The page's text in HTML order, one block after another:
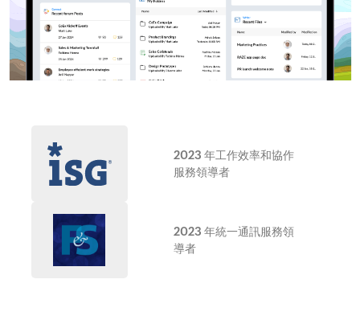
2023 年工作效率和協作
服務領導者
2023 年統一通訊服務領
導者